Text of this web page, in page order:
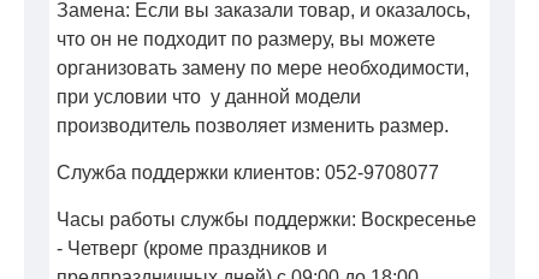
Замена: Если вы заказали товар, и оказалось,
что он не подходит по размеру, вы можете
организовать замену по мере необходимости,
при условии что у данной модели
производитель позволяет изменить размер.
Служба поддержки клиентов: 052-9708077
Часы работы службы поддержки: Воскресенье
- Четверг (кроме праздников и